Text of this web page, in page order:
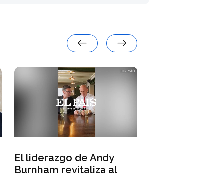
El liderazgo de Andy
Burnham revitaliza al